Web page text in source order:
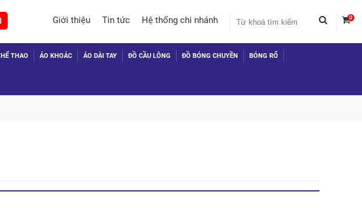
Giới thiệu Tin tức Hệ thống chi nhánh 0
THAO ÁO KHOÁC ÁO DÀI TAY ĐỒ CẦU LÔNG ĐỒ BÓNG CHUYỀN BÓNG RỔ